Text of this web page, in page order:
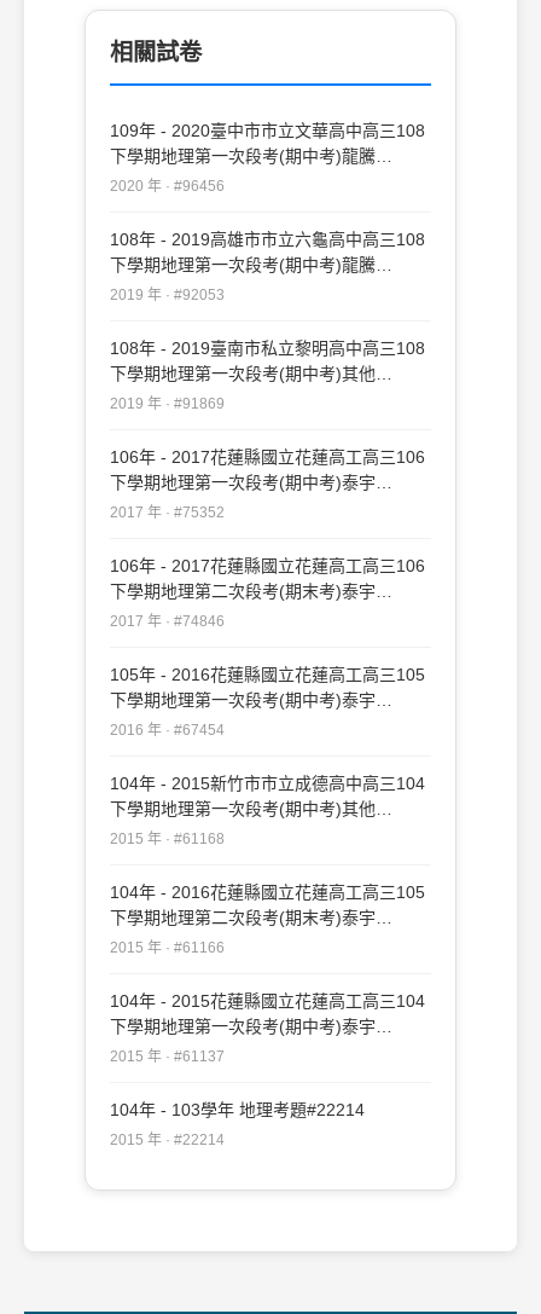
相關試卷
109年 - 2020臺中市市立文華高中高三108
下學期地理第一次段考(期中考)龍騰
#96456
2020 年 · #96456
108年 - 2019高雄市市立六龜高中高三108
下學期地理第一次段考(期中考)龍騰
#92053
2019 年 · #92053
108年 - 2019臺南市私立黎明高中高三108
下學期地理第一次段考(期中考)其他
#91869
2019 年 · #91869
106年 - 2017花蓮縣國立花蓮高工高三106
下學期地理第一次段考(期中考)泰宇
#75352
2017 年 · #75352
106年 - 2017花蓮縣國立花蓮高工高三106
下學期地理第二次段考(期末考)泰宇
#74846
2017 年 · #74846
105年 - 2016花蓮縣國立花蓮高工高三105
下學期地理第一次段考(期中考)泰宇
#67454
2016 年 · #67454
104年 - 2015新竹市市立成德高中高三104
下學期地理第一次段考(期中考)其他
#61168
2015 年 · #61168
104年 - 2016花蓮縣國立花蓮高工高三105
下學期地理第二次段考(期末考)泰宇
#61166
2015 年 · #61166
104年 - 2015花蓮縣國立花蓮高工高三104
下學期地理第一次段考(期中考)泰宇
#61137
2015 年 · #61137
104年 - 103學年 地理考題#22214
2015 年 · #22214